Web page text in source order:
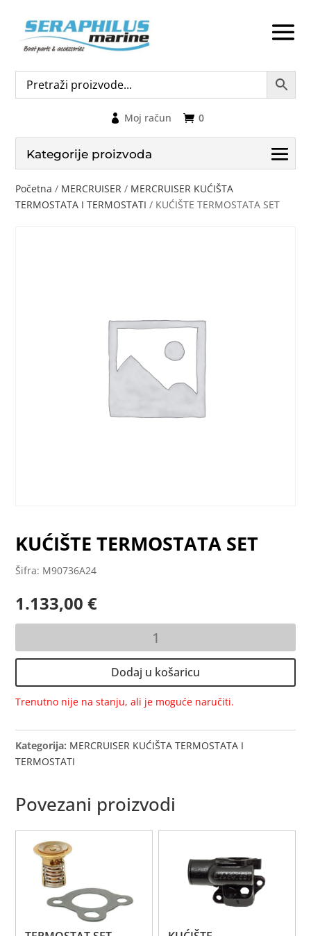
0
Moj račun
Kategorije proizvoda
Početna / MERCRUISER / MERCRUISER KUĆIŠTA
TERMOSTATA I TERMOSTATI / KUĆIŠTE TERMOSTATA SET
KUĆIŠTE TERMOSTATA SET
Šifra: M90736A24
1.133,00€
SET
Dodaj u košaricu
Trenutno nije na stanju, ali je moguće naručiti.
Kategorija: MERCRUISER KUĆIŠTA TERMOSTATA I
TERMOSTATI
Povezani proizvodi